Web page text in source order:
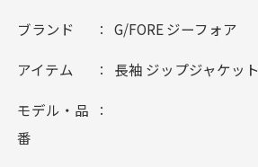
ブランド G/FORE ジーフォア
アイテム 長袖 ジップジャケット
モデル・品
番